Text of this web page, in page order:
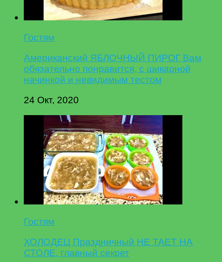
Гостям
Американский ЯБЛОЧНЫЙ ПИРОГ Вам
обязательно понравится, с шикарной
начинкой и невидимым тестом
24 Окт, 2020
Гостям
ХОЛОДЕЦ Праздничный НЕ ТАЕТ НА
СТОЛЕ, главный секрет